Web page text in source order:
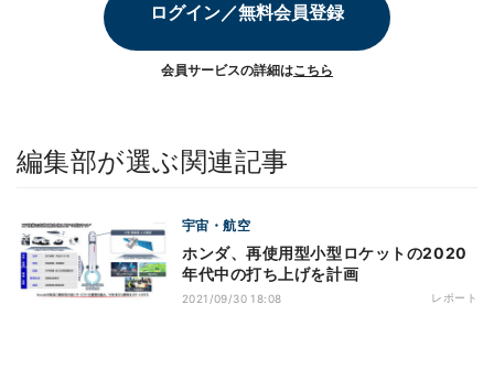
ログイン／無料会員登録
会員サービスの詳細はこちら
編集部が選ぶ関連記事
宇宙・航空
ホンダ、再使用型小型ロケットの2020
年代中の打ち上げを計画
2021/09/30 18:08 レポート